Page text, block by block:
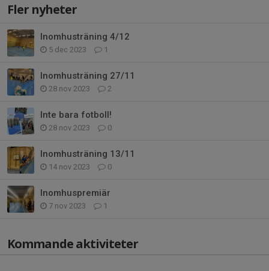
Fler nyheter
Inomhusträning 4/12
5 dec 2023 1
Inomhusträning 27/11
28 nov 2023 2
Inte bara fotboll!
28 nov 2023 0
Inomhusträning 13/11
14 nov 2023 0
Inomhuspremiär
7 nov 2023 1
Kommande aktiviteter